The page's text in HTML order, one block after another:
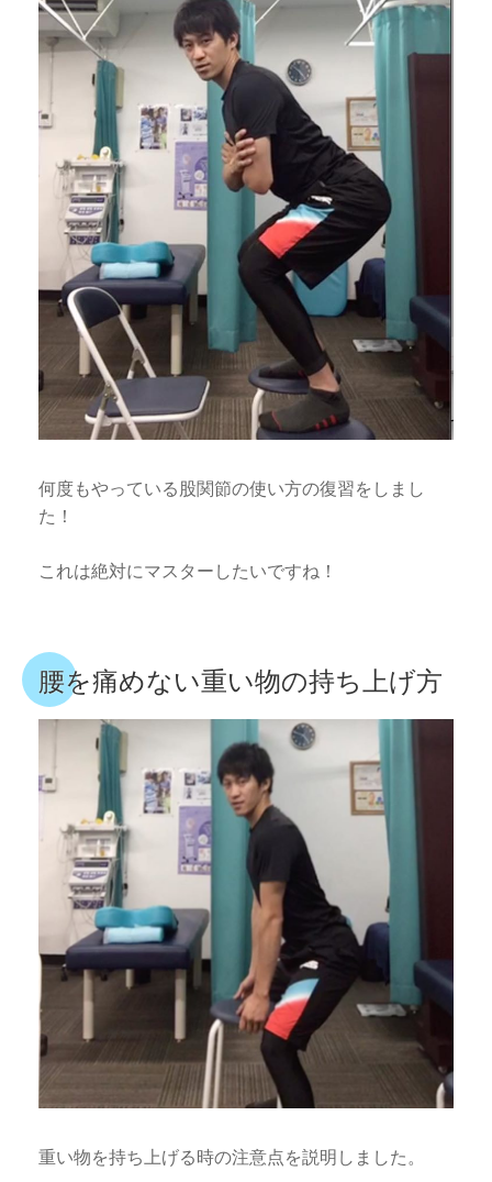
何度もやっている股関節の使い方の復習をしまし
た！
これは絶対にマスターしたいですね！
腰を痛めない重い物の持ち上げ方
重い物を持ち上げる時の注意点を説明しました。